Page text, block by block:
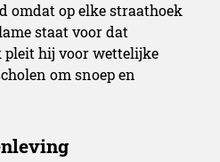
omdat op elke straathoek
staat voor dat
pleit hij voor wettelijke
om snoep en